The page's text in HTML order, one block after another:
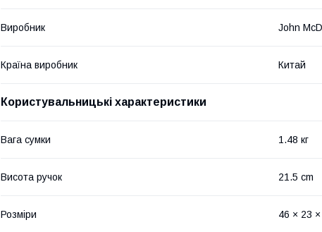
Виробник John
Країна виробник Китай
Користувальницькі характеристики
Вага сумки 1.48 кг
Висота ручок 21.5 cm
Розміри 46 × 23